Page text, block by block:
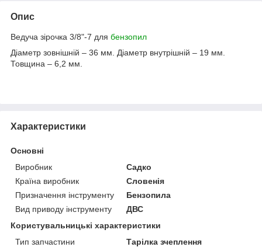
Опис
Ведуча зірочка 3/8"-7 для бензопил
Діаметр зовнішній – 36 мм. Діаметр внутрішній – 19 мм.
Товщина – 6,2 мм.
Характеристики
Основні
Виробник
Садко
Країна виробник
Словенія
Призначення інструменту
Бензопила
Вид приводу інструменту
ДВС
Користувальницькі характеристики
Тип запчастини
Тарілка зчеплення